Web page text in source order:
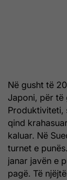
Në gusht të
Japoni, për të
Produktiviteti,
qind
kaluar. Në
turnet e
janar javën e
pagë. Të